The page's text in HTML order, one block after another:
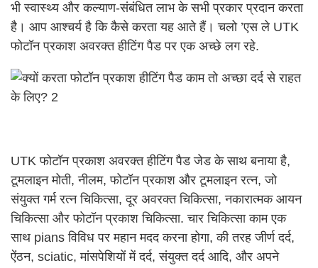
भी स्वास्थ्य और कल्याण-संबंधित लाभ के सभी प्रकार प्रदान करता
है। आप आश्चर्य है कि कैसे करता यह आते हैं। चलो ’एस ले UTK
फोटॉन प्रकाश अवरक्त हीटिंग पैड पर एक अच्छे लग रहे.
UTK फोटॉन प्रकाश अवरक्त हीटिंग पैड जेड के साथ बनाया है,
टूमलाइन मोती, नीलम, फोटॉन प्रकाश और टूमलाइन रत्न, जो
संयुक्त गर्म रत्न चिकित्सा, दूर अवरक्त चिकित्सा, नकारात्मक आयन
चिकित्सा और फोटॉन प्रकाश चिकित्सा. चार चिकित्सा काम एक
साथ pians विविध पर महान मदद करना होगा, की तरह जीर्ण दर्द,
ऐंठन, sciatic, मांसपेशियों में दर्द, संयुक्त दर्द आदि, और अपने